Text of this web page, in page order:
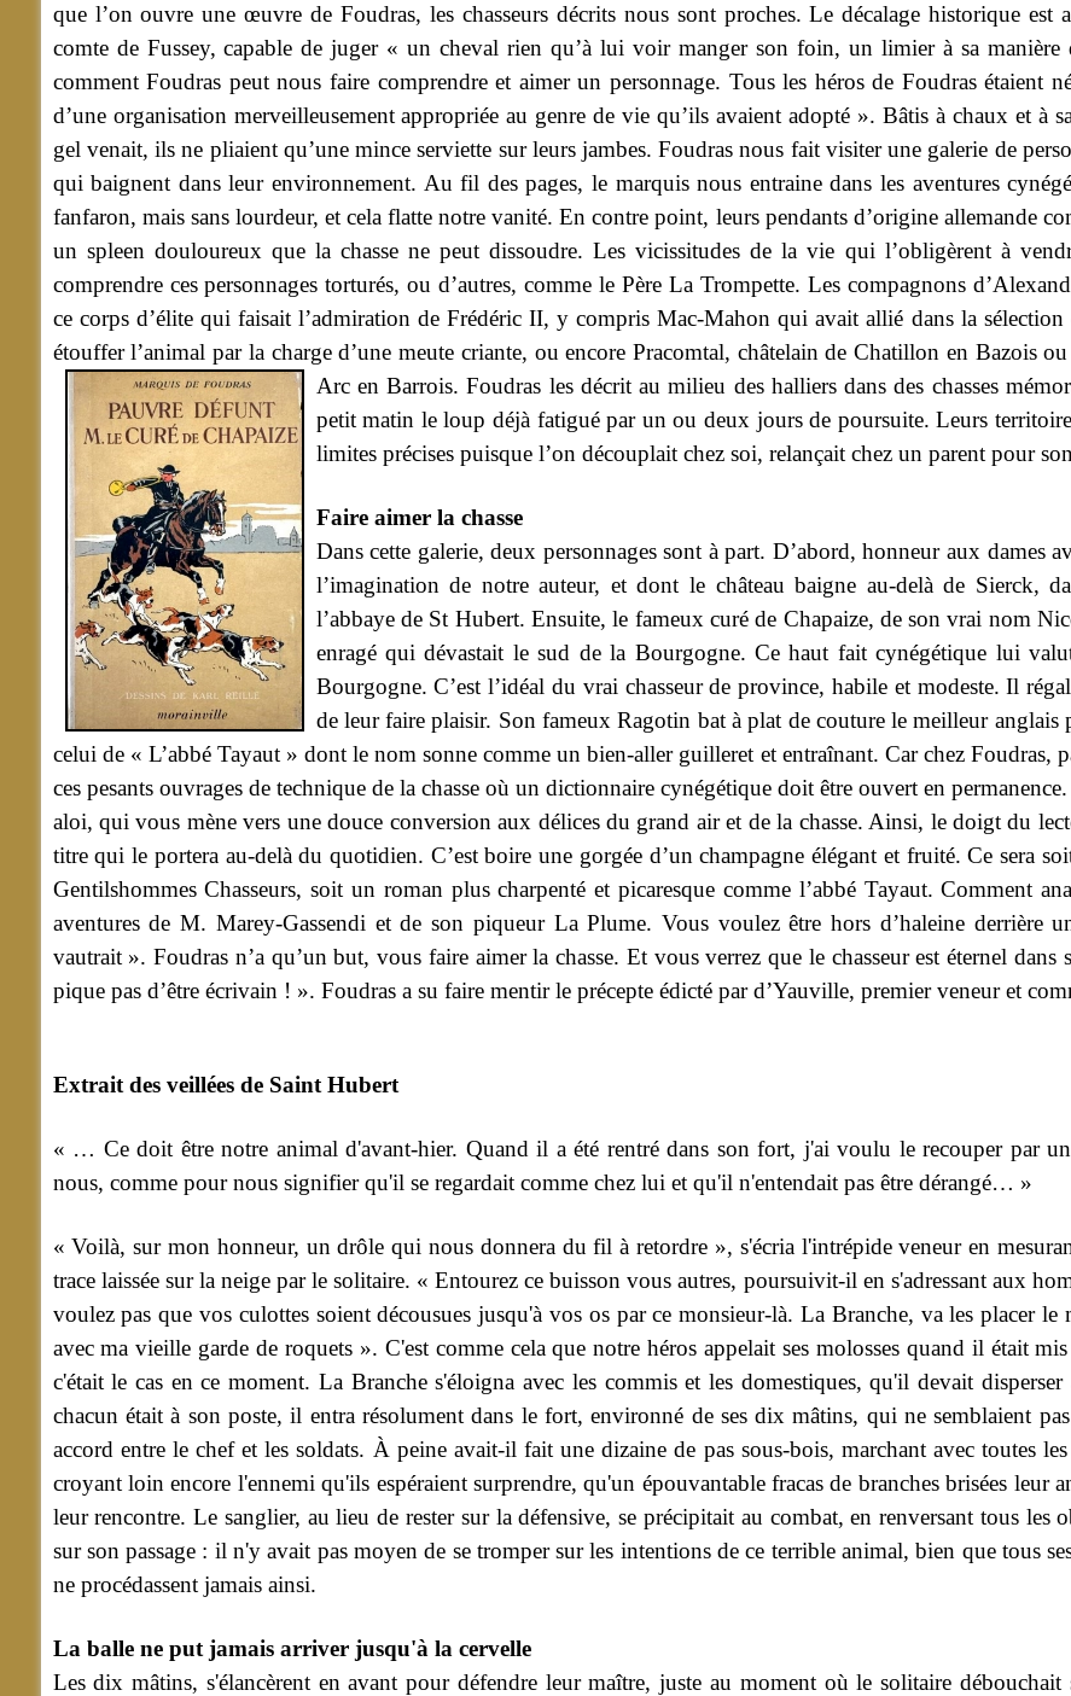
que l’on ouvre une œuvre de Foudras, les chasseurs décrits nous sont proches. Le décalage historique
comte de Fussey, capable de juger « un cheval rien qu’à lui voir manger son foin, un limier à sa manière
comment Foudras peut nous faire comprendre et aimer un personnage. Tous les héros de Foudras étaient
d’une organisation merveilleusement appropriée au genre de vie qu’ils avaient adopté ». Bâtis à chaux et à
gel venait, ils ne pliaient qu’une mince serviette sur leurs jambes. Foudras nous fait visiter une galerie de
qui baignent dans leur environnement. Au fil des pages, le marquis nous entraine dans les aventures
fanfaron, mais sans lourdeur, et cela flatte notre vanité. En contre point, leurs pendants d’origine allemande
un spleen douloureux que la chasse ne peut dissoudre. Les vicissitudes de la vie qui l’obligèrent à
comprendre ces personnages torturés, ou d’autres, comme le Père La Trompette. Les compagnons
ce corps d’élite qui faisait l’admiration de Frédéric II, y compris Mac-Mahon qui avait allié dans la
étouffer l’animal par la charge d’une meute criante, ou encore Pracomtal, châtelain de Chatillon en Bazois
Arc en Barrois.Foudras les décrit au milieu des halliers dans des chasses
petit matin le loup déjà fatigué par un ou deux jours de poursuite. Leurs
limites précises puisque l’on découplait chez soi, relançait chez un parent pour
Faire aimer la chasse
Dans cette galerie, deux personnages sont à part. D’abord, honneur aux dames
l’imagination de notre auteur, et dont le château baigne au-delà de Sierck,
l’abbaye de St Hubert. Ensuite, le fameux curé de Chapaize, de son vrai nom
enragé qui dévastait le sud de la Bourgogne. Ce haut fait cynégétique lui
Bourgogne. C’est l’idéal du vrai chasseur de province, habile et modeste. Il
de leur faire plaisir. Son fameux Ragotin bat à plat de couture le meilleur
celui de « L’abbé Tayaut » dont le nom sonne comme un bien-aller guilleret et entraînant. Car chez Foudras,
ces pesants ouvrages de technique de la chasse où un dictionnaire cynégétique doit être ouvert en
aloi, qui vous mène vers une douce conversion aux délices du grand air et de la chasse. Ainsi, le doigt du
titre qui le portera au-delà du quotidien. C’est boire une gorgée d’un champagne élégant et fruité. Ce sera
Gentilshommes Chasseurs, soit un roman plus charpenté et picaresque comme l’abbé Tayaut. Comment
aventures de M. Marey-Gassendi et de son piqueur La Plume. Vous voulez être hors d’haleine derrière
vautrait ». Foudras n’a qu’un but, vous faire aimer la chasse. Et vous verrez que le chasseur est éternel
pique pas d’être écrivain ! ». Foudras a su faire mentir le précepte édicté par d’Yauville, premier veneur et
Extrait des veillées de Saint Hubert
« … Ce doit être notre animal d'avant-hier. Quand il a été rentré dans son fort, j'ai voulu le recouper par
nous, comme pour nous signifier qu'il se regardait comme chez lui et qu'il n'entendait pas être dérangé… »
« Voilà, sur mon honneur, un drôle qui nous donnera du fil à retordre », s'écria l'intrépide veneur en
trace laissée sur la neige par le solitaire. « Entourez ce buisson vous autres, poursuivit-il en s'adressant aux
voulez pas que vos culottes soient décousues jusqu'à vos os par ce monsieur-là. La Branche, va les placer
avec ma vieille garde de roquets ». C'est comme cela que notre héros appelait ses molosses quand il était
c'était le cas en ce moment. La Branche s'éloigna avec les commis et les domestiques, qu'il devait
chacun était à son poste, il entra résolument dans le fort, environné de ses dix mâtins, qui ne semblaient
accord entre le chef et les soldats. À peine avait-il fait une dizaine de pas sous-bois, marchant avec toutes
croyant loin encore l'ennemi qu'ils espéraient surprendre, qu'un épouvantable fracas de branches brisées leur
leur rencontre.Le sanglier, au lieu de rester sur la défensive, se précipitait au combat, en renversant tous les
sur son passage : il n'y avait pas moyen de se tromper sur les intentions de ce terrible animal, bien que tous
ne procédassent jamais ainsi.
La balle ne put jamais arriver jusqu'à la cervelle
Les dix mâtins, s'élancèrent en avant pour défendre leur maître, juste au moment où le solitaire débouchait